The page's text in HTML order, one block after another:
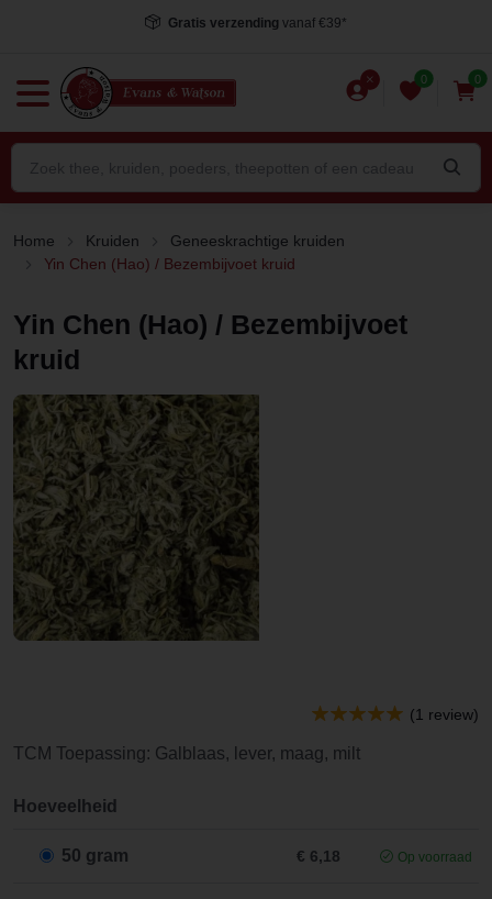
Gratis verzending vanaf €39*
0 0
Home Kruiden
Geneeskrachtige kruiden
Yin Chen (Hao) / Bezembijvoet kruid
Yin Chen (Hao) / Bezembijvoet
kruid
(1 review)
TCM Toepassing: Galblaas, lever, maag, milt
Hoeveelheid
50 gram € 6,18 Op voorraad